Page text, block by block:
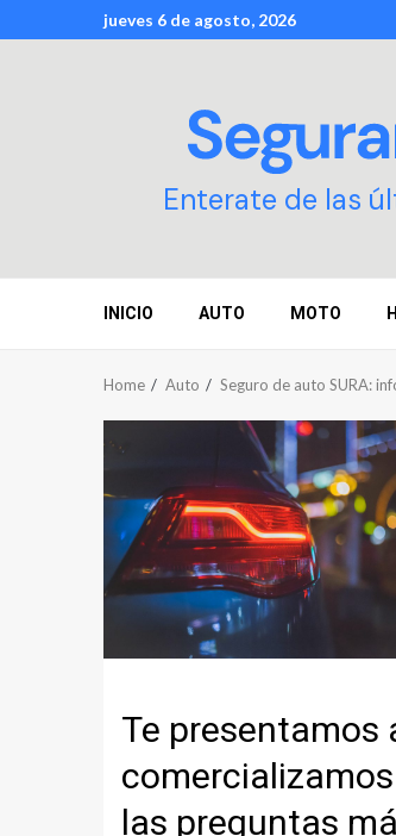
to
jueves 6 de agosto, 2026
Enterate de las
INICIO AUTO MOTO
Home Auto Seguro de auto SURA:
Te presentamos
las preguntas